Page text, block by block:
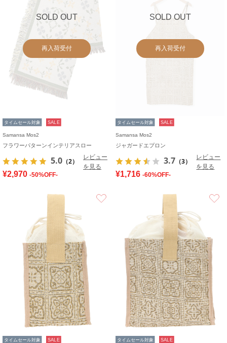
SOLD OUT
再入荷受付
タイムセール対象 SALE
Samansa Mos2
フラワーパターンインテリアスロー
5.0 （2）
レビュー
を見る
¥2,970 -50%OFF-
SOLD OUT
再入荷受付
タイムセール対象 SALE
Samansa Mos2
ジャガードエプロン
3.7 （3）
レビュー
を見る
¥1,716 -60%OFF-
タイムセール対象 SALE タイムセール対象 SALE